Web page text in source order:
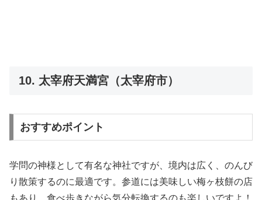
10. 太宰府天満宮（太宰府市）
おすすめポイント
学問の神様として有名な神社ですが、境内は広く、のんび
り散策するのに最適です。参道には美味しい梅ヶ枝餅の店
もあり、食べ歩きながら気分転換するのも楽しいですよ！